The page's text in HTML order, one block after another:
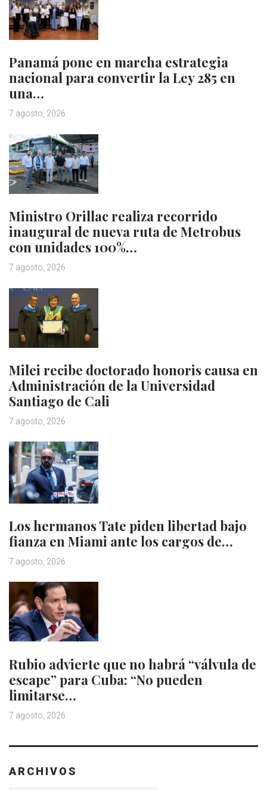
Panamá pone en marcha estrategia
nacional para convertir la Ley 285 en
una…
7 agosto, 2026
Ministro Orillac realiza recorrido
inaugural de nueva ruta de Metrobus
con unidades 100%…
7 agosto, 2026
Milei recibe doctorado honoris causa en
Administración de la Universidad
Santiago de Cali
7 agosto, 2026
Los hermanos Tate piden libertad bajo
fianza en Miami ante los cargos de…
7 agosto, 2026
Rubio advierte que no habrá “válvula de
escape” para Cuba: “No pueden
limitarse…
7 agosto, 2026
ARCHIVOS